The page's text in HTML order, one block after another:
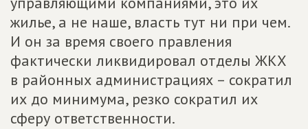
жилье, а не наше, власть тут ни при чем.
И он за время своего правления
фактически ликвидировал отделы ЖКХ
в районных администрациях – сократил
их до минимума, резко сократил их
сферу ответственности.